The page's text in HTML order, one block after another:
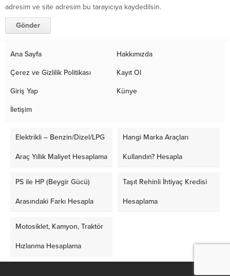
adresim ve site adresim bu tarayıcıya kaydedilsin.
Ana Sayfa Hakkımızda
Çerez ve Gizlilik Politikası Kayıt Ol
Giriş Yap Künye
İletişim
Elektrikli – Benzin/Dizel/LPG
Araç Yıllık Maliyet Hesaplama
Hangi Marka Araçları
Kullandın? Hesapla
PS ile HP (Beygir Gücü)
Arasındaki Farkı Hesapla
Taşıt Rehinli İhtiyaç Kredisi
Hesaplama
Motosiklet, Kamyon, Traktör
Hızlanma Hesaplama